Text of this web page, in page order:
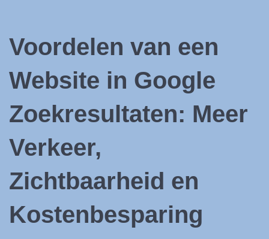
Voordelen van een
Website in Google
Zoekresultaten: Meer
Verkeer,
Zichtbaarheid en
Kostenbesparing